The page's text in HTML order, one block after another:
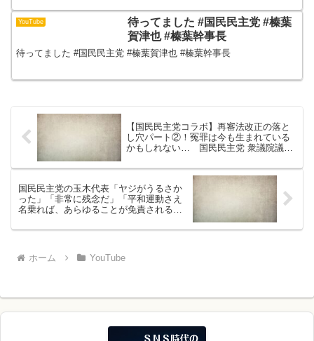
YouTube
待ってました #国民民主党 #榛葉
賀津也 #榛葉幹事長
待ってました #国民民主党 #榛葉賀津也 #榛葉幹事長
【国民民主党コラボ】再審法改正の落と
し穴パート②！冤罪は今も生まれている
かもしれない… 国民民主党 衆議院議員
院議員村岡としひで #国民民主党 #再
国民民主党の玉木代表「ヤジがうるさか
った」「非常に残念だ」「平和運動さえ
名乗れば、あらゆることが免責されると
だ」と苦言。沖縄追悼式で 2026年6月24
ホーム
YouTube